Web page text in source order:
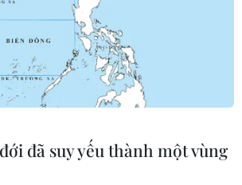
đã suy yếu thành một vùng